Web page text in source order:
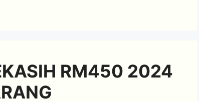
RM450 2024